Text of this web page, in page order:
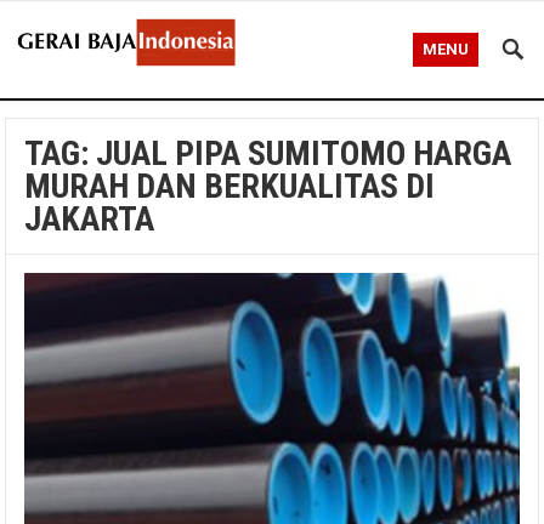
MENU
TAG: JUAL PIPA SUMITOMO HARGA
MURAH DAN BERKUALITAS DI
JAKARTA